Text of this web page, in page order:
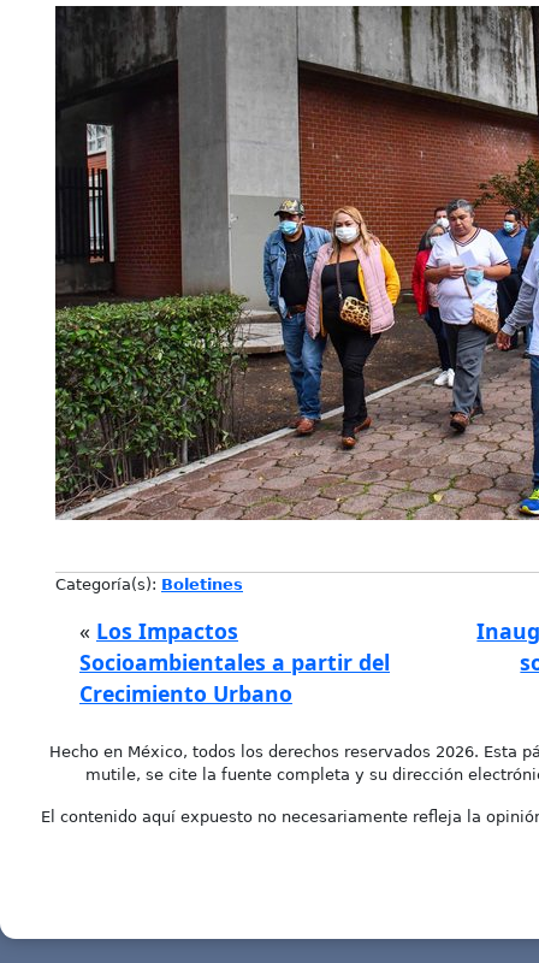
Categoría(s): Boletines
« Los Impactos
Socioambientales a partir del
Crecimiento Urbano
Hecho en México, todos los derechos reservados 2026. Esta
mutile, se cite la fuente completa y su dirección
El contenido aquí expuesto no necesariamente refleja la